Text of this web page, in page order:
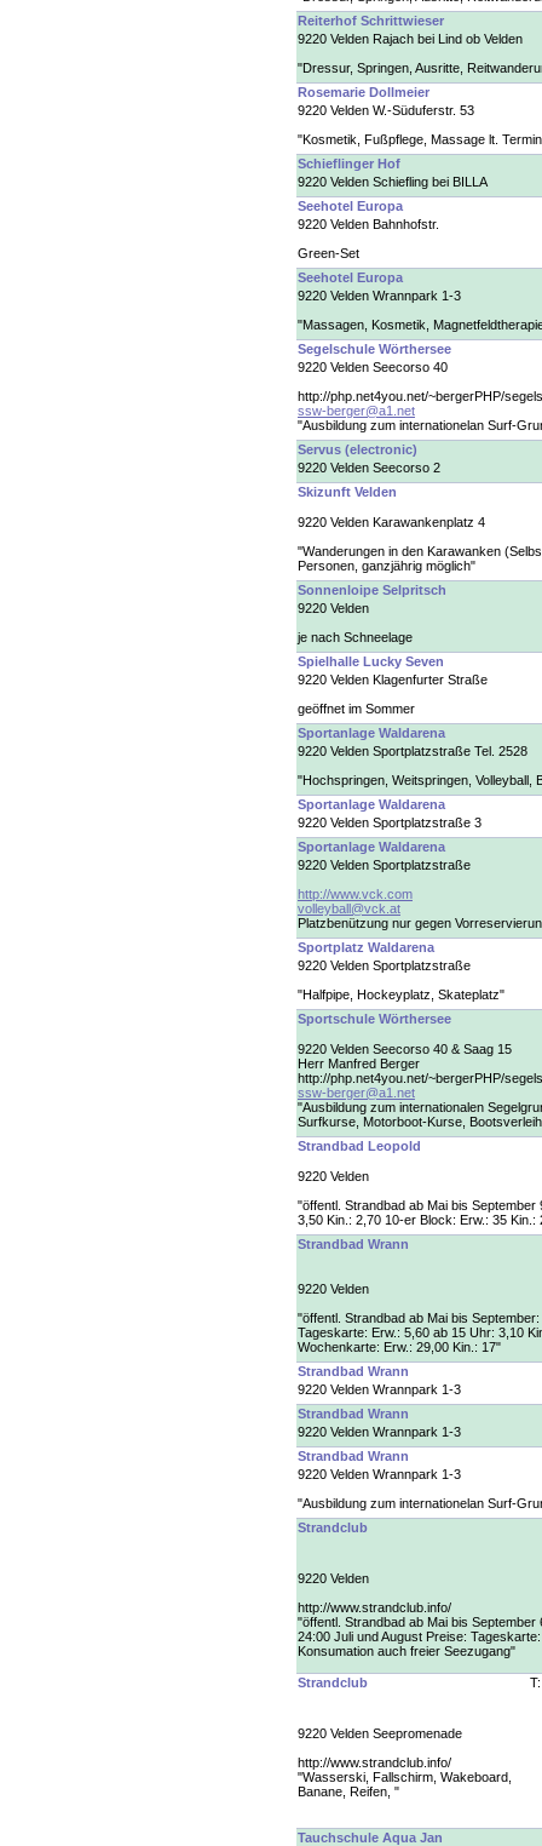
Reiterhof Schrittwieser
9220 Velden Rajach bei Lind ob Velden
"Dressur, Springen, Ausritte,
Rosemarie Dollmeier
9220 Velden W.-Süduferstr. 53
"Kosmetik, Fußpflege, Massage lt.
Schieflinger Hof
9220 Velden Schiefling bei BILLA
Seehotel Europa
9220 Velden Bahnhofstr.
Green-Set
Seehotel Europa
9220 Velden Wrannpark 1-3
"Massagen, Kosmetik,
Segelschule Wörthersee
9220 Velden Seecorso 40
http://php.net4you.net/~bergerPHP/
ssw-berger@a1.net
"Ausbildung zum internationelan Surf-
Servus (electronic)
9220 Velden Seecorso 2
Skizunft Velden
9220 Velden Karawankenplatz 4
"Wanderungen in den Karawanken
Personen, ganzjährig möglich"
Sonnenloipe Selpritsch
9220 Velden
je nach Schneelage
Spielhalle Lucky Seven
9220 Velden Klagenfurter Straße
geöffnet im Sommer
Sportanlage Waldarena
9220 Velden Sportplatzstraße Tel. 2528
"Hochspringen, Weitspringen, Volleyball,
Sportanlage Waldarena
9220 Velden Sportplatzstraße 3
Sportanlage Waldarena
9220 Velden Sportplatzstraße
http://www.vck.com
volleyball@vck.at
Platzbenützung nur gegen
Sportplatz Waldarena
9220 Velden Sportplatzstraße
"Halfpipe, Hockeyplatz, Skateplatz"
Sportschule Wörthersee
9220 Velden Seecorso 40 & Saag 15
Herr Manfred Berger
http://php.net4you.net/~bergerPHP/
ssw-berger@a1.net
"Ausbildung zum internationalen
Surfkurse, Motorboot-Kurse,
Strandbad Leopold
9220 Velden
"öffentl. Strandbad ab Mai bis
3,50 Kin.: 2,70 10-er Block: Erw.: 35 Kin.:
Strandbad Wrann
9220 Velden
"öffentl. Strandbad ab Mai bis
Tageskarte: Erw.: 5,60 ab 15 Uhr: 3,10
Wochenkarte: Erw.: 29,00 Kin.: 17"
Strandbad Wrann
9220 Velden Wrannpark 1-3
Strandbad Wrann
9220 Velden Wrannpark 1-3
Strandbad Wrann
9220 Velden Wrannpark 1-3
"Ausbildung zum internationelan Surf-
Strandclub
9220 Velden
http://www.strandclub.info/
"öffentl. Strandbad ab Mai bis September
24:00 Juli und August Preise:
Konsumation auch freier Seezugang"
Strandclub
9220 Velden Seepromenade
http://www.strandclub.info/
"Wasserski, Fallschirm, Wakeboard,
Banane, Reifen, "
Tauchschule Aqua Jan